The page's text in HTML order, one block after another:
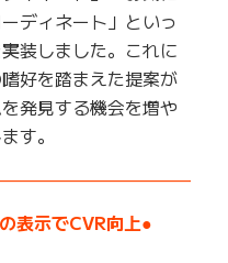
ディネート」といっ
装しました。これに
好を踏まえた提案が
発見する機会を増や
す。
表示でCVR向上●